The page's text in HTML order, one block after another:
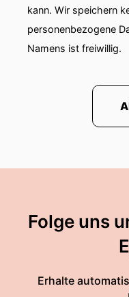
kann. Wir speichern
personenbezogene
Namens ist freiwillig.
Folge uns
Erhalte